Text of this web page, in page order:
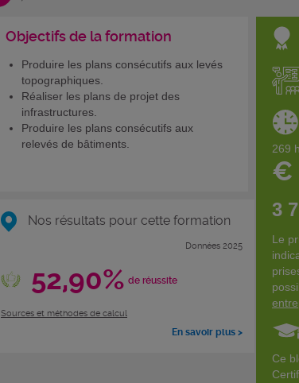
Objectifs de la formation
Produire les plans consécutifs aux levés
topographiques.
Réaliser les plans de projet des
infrastructures.
Produire les plans consécutifs aux
relevés de bâtiments.
Nos résultats pour cette formation
Données 2025
52,90% de réussite
Sources et méthodes de calcul
En savoir plus >
269
€
3
Le
Ce